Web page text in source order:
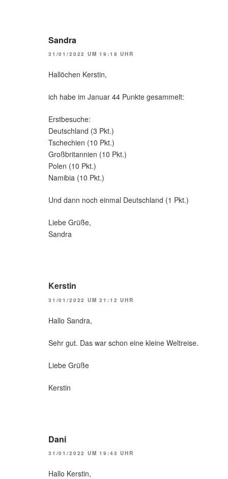
Sandra
31/01/2022 UM 19:18 UHR
Hallöchen Kerstin,
ich habe im Januar 44 Punkte gesammelt:
Erstbesuche:
Deutschland (3 Pkt.)
Tschechien (10 Pkt.)
Großbritannien (10 Pkt.)
Polen (10 Pkt.)
Namibia (10 Pkt.)
Und dann noch einmal Deutschland (1 Pkt.)
Liebe Grüße,
Sandra
Kerstin
31/01/2022 UM 21:12 UHR
Hallo Sandra,
Sehr gut. Das war schon eine kleine Weltreise.
Liebe Grüße
Kerstin
Dani
31/01/2022 UM 19:43 UHR
Hallo Kerstin,